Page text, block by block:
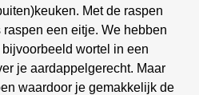
Met de raspen
raspen een eitje. We hebben
wortel in een
je aardappelgerecht. Maar
waardoor je gemakkelijk de